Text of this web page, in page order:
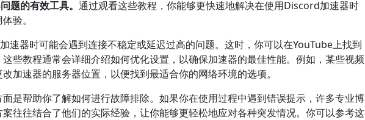
题的有效工具。 通过观看这些教程，你能够更快速地解决在使用Discord加速器时
验。
速器时可能会遇到连接不稳定或延迟过高的问题。这时，你可以在YouTube上找到
些教程通常会详细介绍如何优化设置，以确保加速器的最佳性能。例如，某些视频
加速器的服务器位置，以便找到最适合你的网络环境的选项。
是帮助你了解如何进行故障排除。如果你在使用过程中遇到错误提示，许多专业博
往往结合了他们的实际经验，让你能够更轻松地应对各种突发情况。你可以参考这